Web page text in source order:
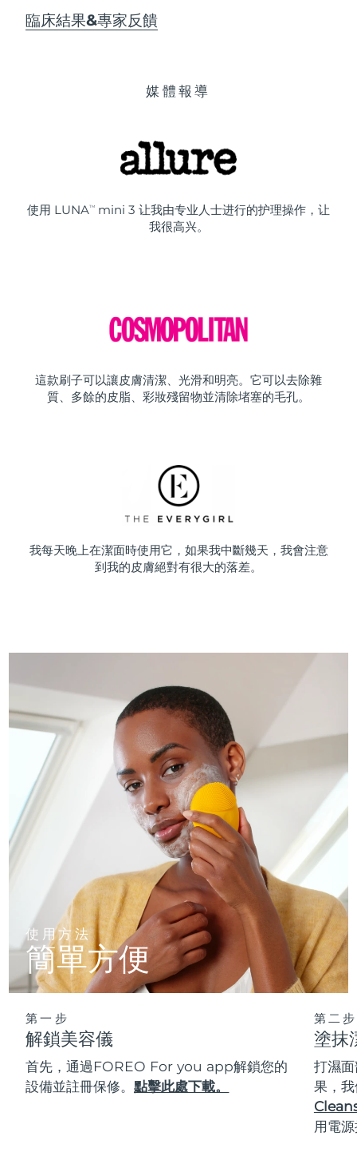
臨床結果&專家反饋
媒體報導
使用 LUNATM
mini 3 让我由专业人士进行的护理操作，让
我很高兴。
這款刷子可以讓皮膚清潔、光滑和明亮。它可以去除雜
質、多餘的皮脂、彩妝殘留物並清除堵塞的毛孔。
我每天晚上在潔面時使用它，如果我中斷幾天，我會注意
到我的皮膚絕對有很大的落差。
使用方法
簡單方便
第一步
解鎖美容儀
首先，通過FOREO For you app解鎖您的
設備並註冊保修。點擊此處下載。
第二步
塗抹
打濕
果，
用電